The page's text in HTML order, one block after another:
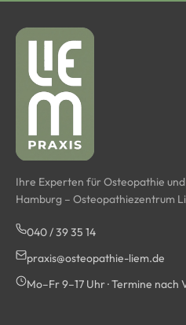
Ihre Experten für Osteopathie
Hamburg – Osteopathiezentrum
040 / 39 35 14
praxis@osteopathie-liem.de
Mo–Fr 9–17 Uhr · Termine